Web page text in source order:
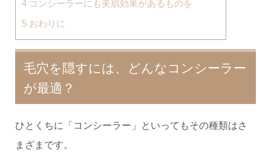
4コンシーラーにも美肌効果があるものを
5おわりに
毛穴を隠すには、どんなコンシーラー
が最適？
ひとくちに「コンシーラー」といってもその種類はさ
まざまです。